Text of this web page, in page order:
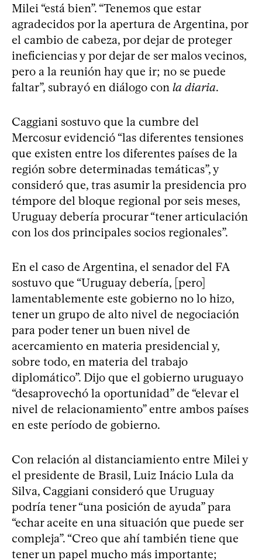
Milei “está bien”. “Tenemos que estar
agradecidos por la apertura de Argentina, por
el cambio de cabeza, por dejar de proteger
ineficiencias y por dejar de ser malos vecinos,
pero a la reunión hay que ir; no se puede
faltar”, subrayó en diálogo con la diaria.
Caggiani sostuvo que la cumbre del
Mercosur evidenció “las diferentes tensiones
que existen entre los diferentes países de la
región sobre determinadas temáticas”, y
consideró que, tras asumir la presidencia pro
témpore del bloque regional por seis meses,
Uruguay debería procurar “tener articulación
con los dos principales socios regionales”.
En el caso de Argentina, el senador del FA
sostuvo que “Uruguay debería, [pero]
lamentablemente este gobierno no lo hizo,
tener un grupo de alto nivel de negociación
para poder tener un buen nivel de
acercamiento en materia presidencial y,
sobre todo, en materia del trabajo
diplomático”. Dijo que el gobierno uruguayo
“desaprovechó la oportunidad” de “elevar el
nivel de relacionamiento” entre ambos países
en este período de gobierno.
Con relación al distanciamiento entre Milei y
el presidente de Brasil, Luiz Inácio Lula da
Silva, Caggiani consideró que Uruguay
podría tener “una posición de ayuda” para
“echar aceite en una situación que puede ser
compleja”. “Creo que ahí también tiene que
tener un papel mucho más importante;